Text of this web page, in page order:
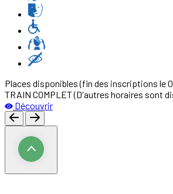
Places disponibles(fin des inscriptions le
TRAIN COMPLET (D'autres horaires sont
Découvrir